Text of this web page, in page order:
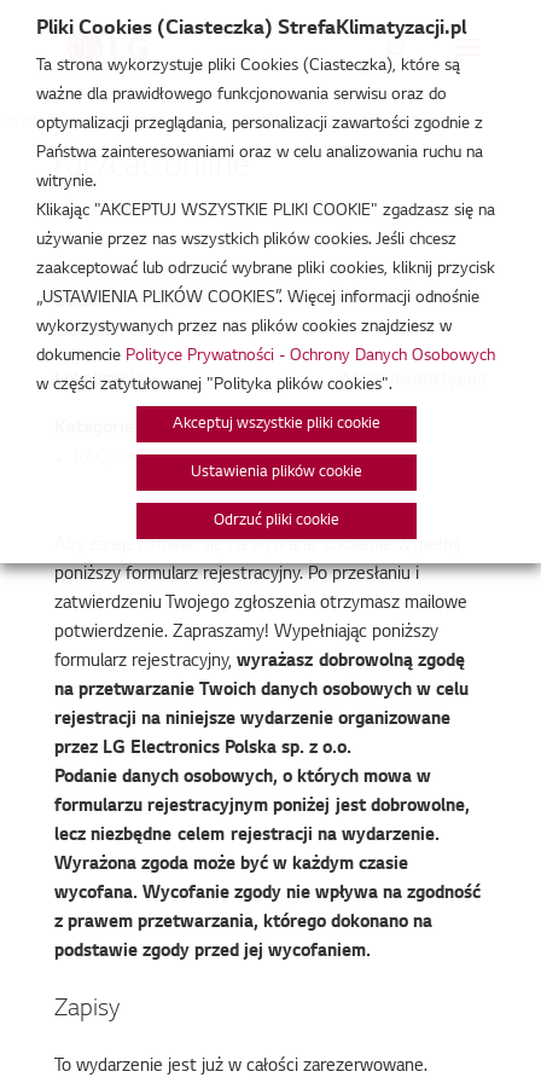
Strefa Klimatyzacji /Wydarzenia/RAC/CAC/rac/cac online
rac/cac online
maj 19, 2020
Data:19/05/2020
Godzina:9:00 - 15:00
Mapa niedostępna
Lokalizacja:
RAC/CAC
poniższy formularz rejestracyjny. Po przesłaniu i
zatwierdzeniu Twojego zgłoszenia otrzymasz mailowe
potwierdzenie. Zapraszamy! Wypełniając poniższy
formularz rejestracyjny, wyrażasz dobrowolną zgodę
na przetwarzanie Twoich danych osobowych w celu
rejestracji na niniejsze wydarzenie organizowane
przez LG Electronics Polska sp. z o.o.
Podanie danych osobowych, o których mowa w
formularzu rejestracyjnym poniżej jest dobrowolne,
lecz niezbędne celem rejestracji na wydarzenie.
Wyrażona zgoda może być w każdym czasie
wycofana. Wycofanie zgody nie wpływa na zgodność
z prawem przetwarzania, którego dokonano na
podstawie zgody przed jej wycofaniem.
Zapisy
To wydarzenie jest już w całości zarezerwowane.
Pliki Cookies (Ciasteczka) StrefaKlimatyzacji.pl
Ta strona wykorzystuje pliki Cookies (Ciasteczka), które są
ważne dla prawidłowego funkcjonowania serwisu oraz do
optymalizacji przeglądania, personalizacji zawartości zgodnie z
Państwa zainteresowaniami oraz w celu analizowania ruchu na
witrynie.
Klikając "AKCEPTUJ WSZYSTKIE PLIKI COOKIE" zgadzasz się na
używanie przez nas wszystkich plików cookies. Jeśli chcesz
zaakceptować lub odrzucić wybrane pliki cookies, kliknij przycisk
„USTAWIENIA PLIKÓW COOKIES”. Więcej informacji odnośnie
wykorzystywanych przez nas plików cookies znajdziesz w
dokumencie Polityce Prywatności - Ochrony Danych Osobowych
w części zatytułowanej "Polityka plików cookies".
Akceptuj wszystkie pliki cookie
Ustawienia plików cookie
Odrzuć pliki cookie